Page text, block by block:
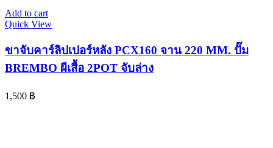
Add to cart
Quick View
ขาจับคาร์ลิปเปอร์หลัง PCX160 จาน 220 MM. ปั๊ม
BREMBO ผีเสื้อ 2POT จับล่าง
1,500 ฿